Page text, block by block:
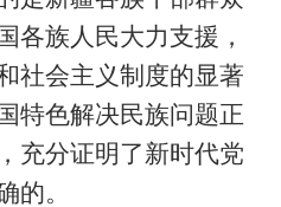
各族人民大力支援，
社会主义制度的显著
特色解决民族问题正
充分证明了新时代党
的。